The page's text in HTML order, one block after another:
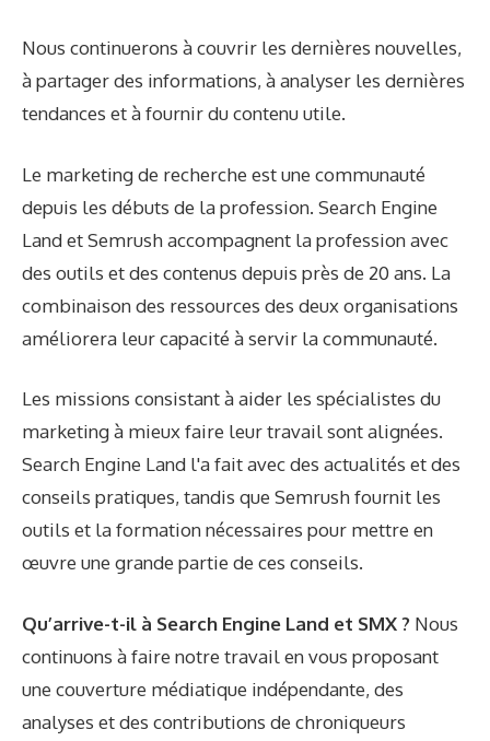
Nous continuerons à couvrir les dernières nouvelles,
à partager des informations, à analyser les dernières
tendances et à fournir du contenu utile.
Le marketing de recherche est une communauté
depuis les débuts de la profession. Search Engine
Land et Semrush accompagnent la profession avec
des outils et des contenus depuis près de 20 ans. La
combinaison des ressources des deux organisations
améliorera leur capacité à servir la communauté.
Les missions consistant à aider les spécialistes du
marketing à mieux faire leur travail sont alignées.
Search Engine Land l'a fait avec des actualités et des
conseils pratiques, tandis que Semrush fournit les
outils et la formation nécessaires pour mettre en
œuvre une grande partie de ces conseils.
Qu’arrive-t-il à Search Engine Land et SMX ? Nous
continuons à faire notre travail en vous proposant
une couverture médiatique indépendante, des
analyses et des contributions de chroniqueurs